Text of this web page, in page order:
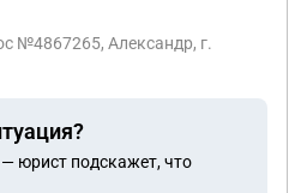
№4867265, Александр, г.
юрист подскажет, что